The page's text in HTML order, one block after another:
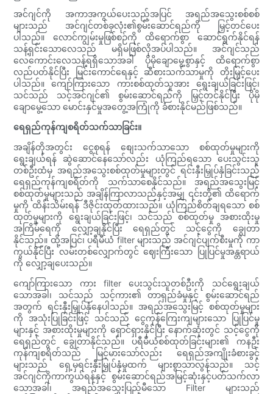
အင်ဂျင်ကို အကာအကွယ်ပေးသည့်အပြင် အရည်အသွေးစစ်စစ်
များသည် အင်ဂျင်တစ်ခုလုံး၏စွမ်းဆောင်ရည်ကို မြှင့်တင်ပေး
ပါသည်။ လောင်ကျွမ်းမှုဖြစ်စဉ်ကို ထိရောက်စွာ ဆောင်ရွက်နိုင်ရန်
သန့်ရှင်းသောလေသည် မရှိမဖြစ်လိုအပ်ပါသည်။ အင်ဂျင်သည်
လေကောင်းလေသန့်ရရှိသောအခါ ပိုမိုချောမွေ့စွာနှင့် ထိရောက်စွာ
လည်ပတ်နိုင်ပြီး မြင်းကောင်ရေနှင့် ဆီစားသက်သာမှုကို တိုးမြှင့်ပေး
ပါသည်။ ကျော်ကြားသော ကားစစ်ထုတ်သူအား ရွေးချယ်ခြင်းဖြင့်၊
သင်သည် သင့်အင်ဂျင်၏ စွမ်းဆောင်ရည်ကို မြှင့်တင်နိုင်ပြီး ပိုမို
ချောမွေ့သော မောင်းနှင်မှုအတွေ့အကြုံကို ခံစားနိုင်မည်ဖြစ်သည်။
ရေရှည်ကုန်ကျစရိတ်သက်သာခြင်း။
အချိန်တိုအတွင်း ငွေစုရန် စျေးသက်သာသော စစ်ထုတ်မှုများကို
ရွေးချယ်ရန် ဆွဲဆောင်နေသော်လည်း ယုံကြည်ရသော ပေးသွင်းသူ
တစ်ဦးထံမှ အရည်အသွေးစစ်ထုတ်မှုများတွင် ရင်းနှီးမြှုပ်နှံခြင်းသည်
ရေရှည်ကုန်ကျစရိတ်ကို သက်သာစေနိုင်သည်။ အရည်အသွေးမြင့်
စစ်ထုတ်မှုများသည် အချိန်ကြာလာသည်နှင့်အမျှ ၎င်းတို့၏ ထိရောက်
မှုကို ထိန်းသိမ်းရန် ဒီဇိုင်းထုတ်ထားသည်။ ယုံကြည်စိတ်ချရသော စစ်
ထုတ်မှုများကို ရွေးချယ်ခြင်းဖြင့်၊ သင်သည် စစ်ထုတ်မှု အစားထိုးမှု
အကြိမ်ရေကို လျှော့ချနိုင်ပြီး ရေရှည်တွင် သင့်ငွေကို ချွေတာ
နိုင်သည်။ ထို့အပြင်၊ ပရီမီယံ filter များသည် အင်ဂျင်ပျက်စီးမှုကို ကာ
ကွယ်နိုင်ပြီး လမ်းတစ်လျှောက်တွင် ဈေးကြီးသော ပြုပြင်မှုအန္တရာယ်
ကို လျှော့ချပေးသည်။
ကျော်ကြားသော ကား filter ပေးသွင်းသူတစ်ဦးကို သင်ရွေးချယ်
သောအခါ၊ သင်သည် သင့်ကား၏ တာရှည်ခံမှုနှင့် စွမ်းဆောင်ရည်
အတွက် ရင်းနှီးမြှုပ်နှံနေပါသည်။ အရည်အသွေးမြင့် စစ်ထုတ်မှုများ
ကို အသုံးပြုခြင်းဖြင့် သင်သည် ငွေကုန်ကြေးကျများသော ပြုပြင်မှု
များနှင့် အစားထိုးမှုများကို ရှောင်ရှားနိုင်ပြီး နောက်ဆုံးတွင် သင့်ငွေကို
ရေရှည်တွင် ချွေတာနိုင်သည်။ ပရီမီယံစစ်ထုတ်ခြင်းများ၏ ကနဦး
ကုန်ကျစရိတ်သည် မြင့်မားသော်လည်း ရေရှည်အကျိုးခံစားခွင့်
များသည် ရှေ့မှရင်းနှီးမြှုပ်နှံမှုထက် များစွာသာလွန်သည်။ သင့်
အင်ဂျင်ကိုကာကွယ်ရန်နှင့် စွမ်းဆောင်ရည်အမြင့်ဆုံးနှင့်ပတ်သက်လာ
သောအခါ၊ အရည်အသွေးပြည့်မီသော Filter များသည်